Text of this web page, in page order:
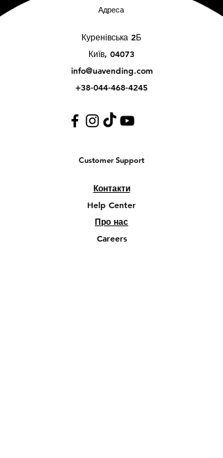
Адреса
Куренівська 2Б
Київ, 04073
info@uavending.com
+38-044-468-4245
Customer Support
Контакти
Help Center
Про нас
Careers